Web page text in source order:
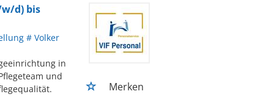
d) bis
# Volker
in
und
Merken